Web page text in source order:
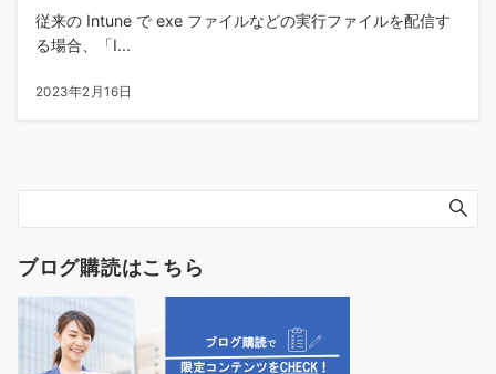
従来の Intune で exe ファイルなどの実行ファイルを配信す
る場合、「I...
2023年2月16日
ブログ購読はこちら